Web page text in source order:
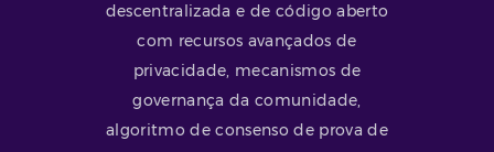
descentralizada e de código aberto
com recursos avançados de
privacidade, mecanismos de
governança da comunidade,
algoritmo de consenso de prova de